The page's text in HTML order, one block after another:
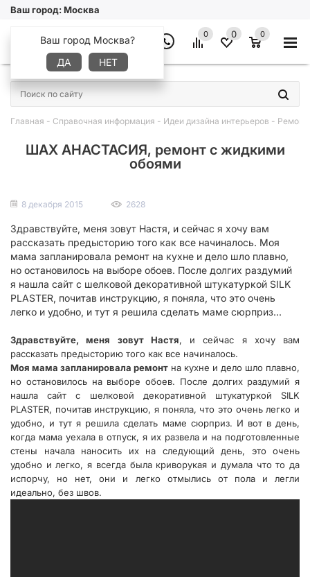
Ваш город:Москва
Ваш город Москва?
ДА
НЕТ
0 0 0
×
Главная - Справочная информация - Идеи дизайна интерьеров -
ШАХ АНАСТАСИЯ, ремонт с жидкими
обоями
8 декабря 2015 2628
Здравствуйте, меня зовут Настя, и сейчас я хочу вам
рассказать предысторию того как все начиналось. Моя
мама запланировала ремонт на кухне и дело шло плавно,
но остановилось на выборе обоев. После долгих раздумий
я нашла сайт с шелковой декоративной штукатуркой SILK
PLASTER, почитав инструкцию, я поняла, что это очень
легко и удобно, и тут я решила сделать маме сюрприз...
Здравствуйте, меня зовут Настя, и сейчас я хочу вам
рассказать предысторию того как все начиналось.
Моя мама запланировала ремонт на кухне и дело шло плавно,
но остановилось на выборе обоев. После долгих раздумий я
нашла сайт с шелковой декоративной штукатуркой SILK
PLASTER, почитав инструкцию, я поняла, что это очень легко и
удобно, и тут я решила сделать маме сюрприз. И вот в день,
когда мама уехала в отпуск, я их развела и на подготовленные
стены начала наносить их на следующий день, это очень
удобно и легко, я всегда была криворукая и думала что то да
испорчу, но нет, они и легко отмылись от пола и легли
идеально, без швов.